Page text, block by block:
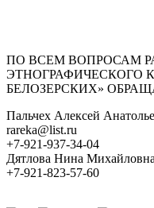
ПО ВСЕМ ВОПРОСАМ
ЭТНОГРАФИЧЕСКОГО
БЕЛОЗЕРСКИХ»
Пальчех Алексей
rareka@list.ru
+7-921-937-34-04
Дятлова Нина Михайловна
+7-921-823-57-60